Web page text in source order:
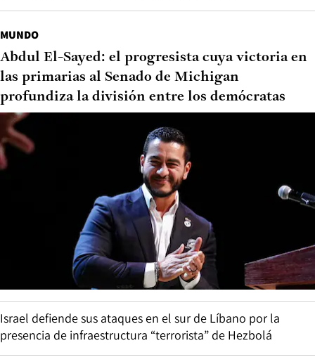
MUNDO
Abdul El-Sayed: el progresista cuya victoria en
las primarias al Senado de Michigan
profundiza la división entre los demócratas
Israel defiende sus ataques en el sur de Líbano por la
presencia de infraestructura “terrorista” de Hezbolá